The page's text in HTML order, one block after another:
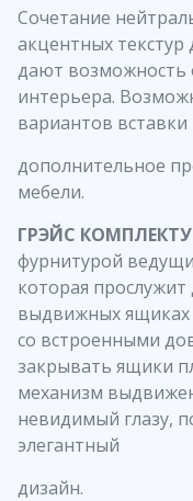
Сочетание
акцентных текстур
дают возможность
интерьера.
вариантов
дополнительное
мебели.
ГРЭЙС
фурнитурой
которая прослужит
выдвижных ящиках
со встроенными
закрывать ящики
механизм
невидимый глазу,
элегантный
дизайн.